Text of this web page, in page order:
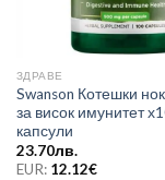
ЗДРАВЕ
Swanson Котешки
за висок имунитет
капсули
23.70лв.
EUR: 12.12€